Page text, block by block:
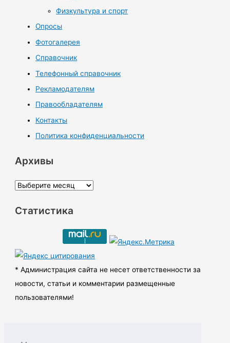
Физкультура и спорт
Опросы
Фотогалерея
Справочник
Телефонный справочник
Рекламодателям
Правообладателям
Контакты
Политика конфиденциальности
Архивы
А
х
ы
Статистика
* Администрация сайта не несет ответственности за
новости, статьи и комментарии размещенные
пользователями!